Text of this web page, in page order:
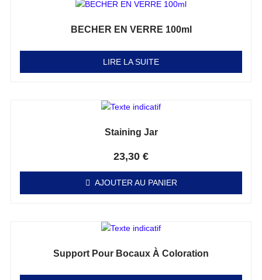
BECHER EN VERRE 100ml
LIRE LA SUITE
Staining Jar
23,30 €
AJOUTER AU PANIER
Support Pour Bocaux À Coloration